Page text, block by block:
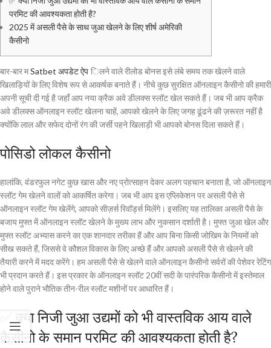
परमिट की आवश्यकता होती है?
2025 में असली पैसे के साथ जुआ खेलने के लिए शीर्ष अमेरिकी
कैसीनो
बार-बार मSatbet अपडेट ऐप िलने वाले रीलोड बोनस इसे लंबे समय तक खेलने वाले
खिलाड़ियों के लिए विशेष रूप से आकर्षक बनाते हैं। नीचे कुछ सुरक्षित ऑनलाइन कैसीनो की हमारी
अपनी सूची दी गई है जहाँ आप नया क्रैक अवे डीलक्स स्लॉट खेल सकते हैं। जब भी आप क्रैक
अवे डीलक्स ऑनलाइन स्लॉट खेलना चाहें, आपको खेलने के लिए जगह ढूंढने की ज़रूरत नहीं है
क्योंकि लाल और सफेद दोनों रंग की जर्सी पहने खिलाड़ी भी आपको बोनस दिला सकते हैं।
पोसिडो लोकल कैसीनो
हालांकि, वंडरफुल नगेट कुछ खास और नए प्रोत्साहन देकर अलग पहचान बनाता है, जो ऑनलाइन
स्लॉट गेम खेलने वालों को आकर्षित करेगा। जब भी आप इस एप्लिकेशन पर असली पैसे से
ऑनलाइन स्लॉट गेम खेलेंगे, आपको सीज़र्स रिवॉर्ड्स मिलेंगे। इसलिए यह तालिका असली पैसे के
बजाय मुफ्त में ऑनलाइन स्लॉट खेलने के मुख्य लाभ और नुकसान दर्शाती है। मुफ्त जुआ खेल और
मुफ्त स्लॉट अभ्यास करने का एक शानदार तरीका हैं और आप बिना किसी जोखिम के नियमों को
सीख सकते हैं, जिससे वे कौशल विकास के लिए अच्छे हैं और आपको असली पैसे से खेलने की
तैयारी करने में मदद करेंगे। हम असली पैसे से खेलने वाले ऑनलाइन कैसीनो सर्वरों की पेशेवर रेटिंग
भी प्रदान करते हैं। इस प्रकार के ऑनलाइन स्लॉट 20वीं सदी के पारंपरिक कैसीनो में इस्तेमाल
होने वाले पुराने भौतिक तीन-रील स्लॉट मशीनों पर आधारित हैं।
✅ क्या निजी जुआ उद्यमों को भी वास्तविक आय वाले
कैसीनो के समान परमिट की आवश्यकता होती है?